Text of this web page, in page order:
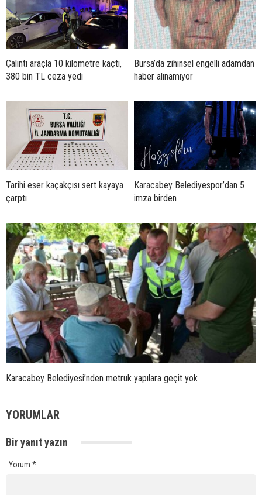
Çalıntı araçla 10 kilometre kaçtı,
380 bin TL ceza yedi
Bursa’da zihinsel engelli adamdan
haber alınamıyor
Tarihi eser kaçakçısı sert kayaya
çarptı
Karacabey Belediyespor’dan 5
imza birden
Karacabey Belediyesi’nden metruk yapılara geçit yok
YORUMLAR
Bir yanıt yazın
Yorum *